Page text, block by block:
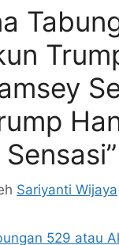
Sariyanti Wijaya